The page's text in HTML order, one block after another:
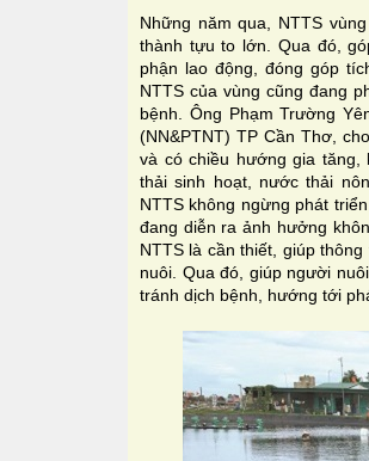
Những năm qua, NTTS
thành tựu to lớn. Qua đó,
phận lao động, đóng góp
NTTS của vùng cũng đang
bệnh. Ông Phạm Trường
(NN&PTNT) TP Cần Thơ,
và có chiều hướng gia
thải sinh hoạt, nước thải
NTTS không ngừng phát
đang diễn ra ảnh hưởng
NTTS là cần thiết, giúp
nuôi. Qua đó, giúp người
tránh dịch bệnh, hướng tới